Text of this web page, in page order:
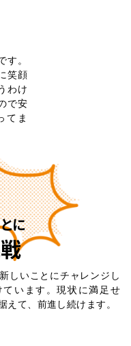
す。
笑顔
わけ
で安
てま
に
しいことにチャレンジし
います。現状に満足せ
えて、前進し続けます。